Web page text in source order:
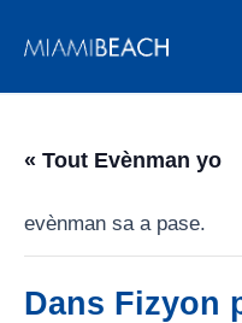
nan
« Tout Evènman yo
evènman sa a pase.
Dans Fizyon